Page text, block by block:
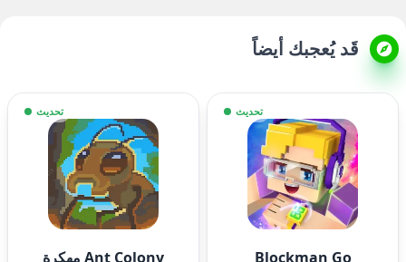
قَد يُعجبك أيضاً
تحديث
Blockman Go
تحديث
Ant Colony مهكرة